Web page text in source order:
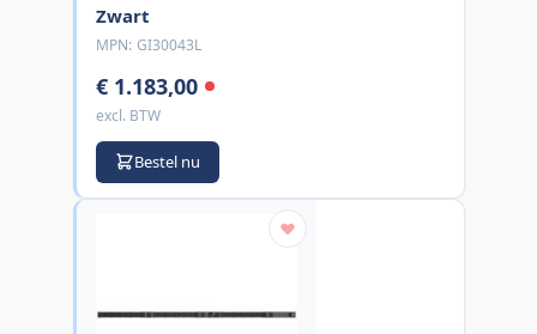
Zwart
MPN: GI30043L
€ 1.183,00
excl. BTW
Bestel nu